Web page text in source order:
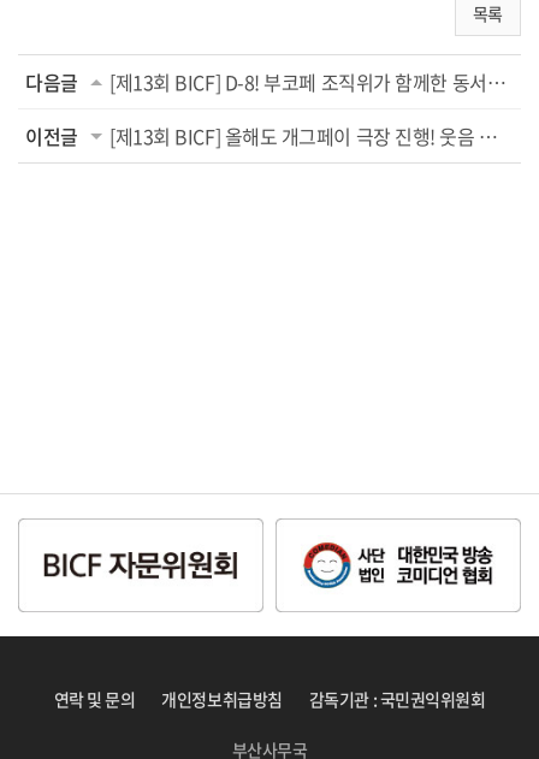
목록
다음글
[제13회 BICF] D-8! 부코페 조직위가 함께한 동서대학교 코미디 아카데미 1학기 성료...
이전글
[제13회 BICF] 올해도 개그페이 극장 진행! 웃음 보장 라인업 ‘만담어셈블’, ‘소통왕 말자...
연락 및 문의 개인정보취급방침 감독기관 : 국민권익위원회
부산사무국